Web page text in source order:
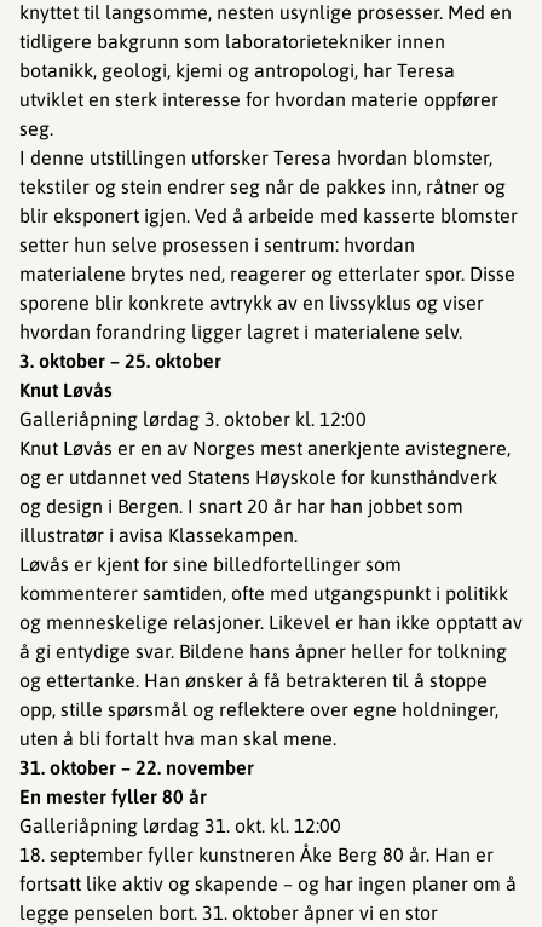
knyttet til langsomme, nesten usynlige prosesser. Med en
tidligere bakgrunn som laboratorietekniker innen
botanikk, geologi, kjemi og antropologi, har Teresa
utviklet en sterk interesse for hvordan materie oppfører
seg.
I denne utstillingen utforsker Teresa hvordan blomster,
tekstiler og stein endrer seg når de pakkes inn, råtner og
blir eksponert igjen. Ved å arbeide med kasserte blomster
setter hun selve prosessen i sentrum: hvordan
materialene brytes ned, reagerer og etterlater spor. Disse
sporene blir konkrete avtrykk av en livssyklus og viser
hvordan forandring ligger lagret i materialene selv.
3. oktober – 25. oktober
Knut Løvås
Galleriåpning lørdag 3. oktober kl. 12:00
Knut Løvås er en av Norges mest anerkjente avistegnere,
og er utdannet ved Statens Høyskole for kunsthåndverk
og design i Bergen. I snart 20 år har han jobbet som
illustratør i avisa Klassekampen.
Løvås er kjent for sine billedfortellinger som
kommenterer samtiden, ofte med utgangspunkt i politikk
og menneskelige relasjoner. Likevel er han ikke opptatt av
å gi entydige svar. Bildene hans åpner heller for tolkning
og ettertanke. Han ønsker å få betrakteren til å stoppe
opp, stille spørsmål og reflektere over egne holdninger,
uten å bli fortalt hva man skal mene.
31. oktober – 22. november
En mester fyller 80 år
Galleriåpning lørdag 31. okt. kl. 12:00
18. september fyller kunstneren Åke Berg 80 år. Han er
fortsatt like aktiv og skapende – og har ingen planer om å
legge penselen bort. 31. oktober åpner vi en stor